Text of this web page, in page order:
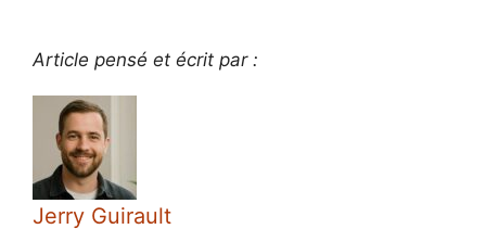
Article pensé et écrit par :
Jerry Guirault